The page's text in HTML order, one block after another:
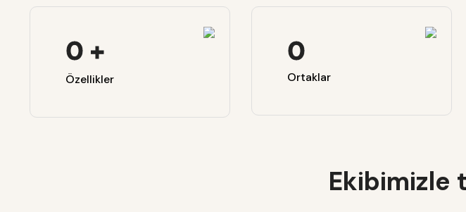
0 +
Özellikler
0
Ortaklar
Ekibimizle